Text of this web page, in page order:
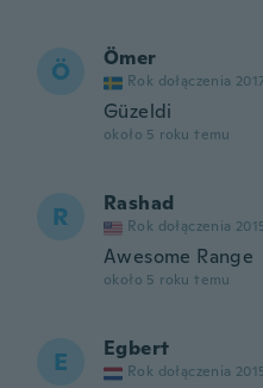
Ö Ömer
Rok dołączenia
Güzeldi
około 5 roku temu
R Rashad
Rok dołączenia
Awesome Range
około 5 roku temu
E Egbert
Rok dołączenia